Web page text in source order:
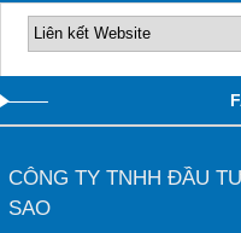
CÔNG TY TNHH ĐẦU
SAO